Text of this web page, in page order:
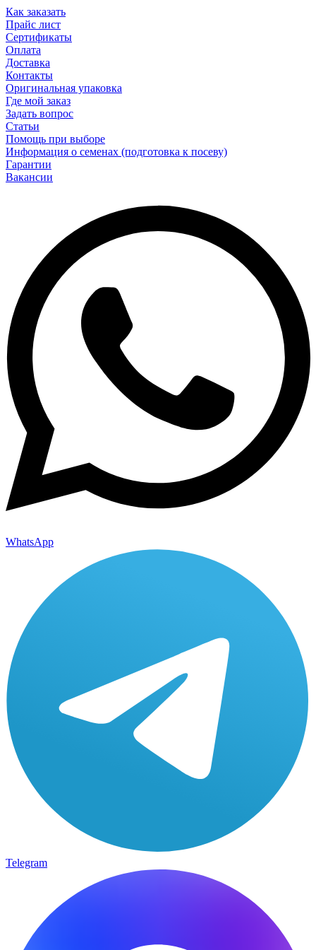
Как заказать
Прайс лист
Сертификаты
Оплата
Доставка
Контакты
Оригинальная упаковка
Где мой заказ
Задать вопрос
Статьи
Помощь при выборе
Информация о семенах (подготовка к посеву)
Гарантии
Вакансии
WhatsApp
Telegram